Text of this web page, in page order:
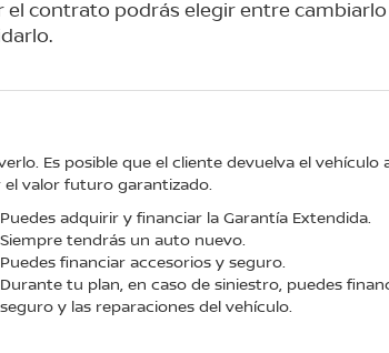
el contrato podrás elegir entre
Es posible que el cliente devuelva el vehículo
valor futuro garantizado.
Puedes adquirir y financiar la Garantía Extendida.
Siempre tendrás un auto nuevo.
Puedes financiar accesorios y seguro.
Durante tu plan, en caso de siniestro, puedes
seguro y las reparaciones del vehículo.